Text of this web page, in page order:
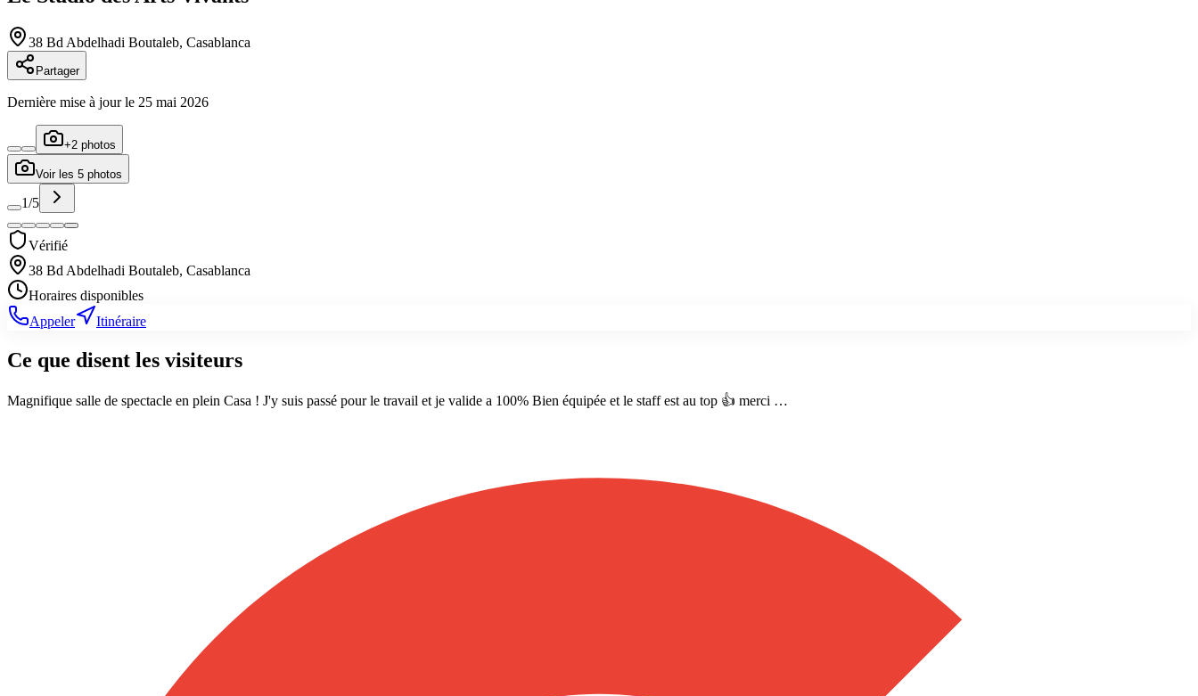
38 Bd Abdelhadi Boutaleb, Casablanca
Partager
Dernière mise à jour le 25 mai 2026
+2 photos
Voir les 5 photos
1/5
Vérifié
38 Bd Abdelhadi Boutaleb, Casablanca
Horaires disponibles
Appeler
Itinéraire
Ce que disent les visiteurs
Magnifique salle de spectacle en plein Casa ! J'y suis passé pour le travail et je valide a 100% Bien équipée et le staff est au top 👍 merci …